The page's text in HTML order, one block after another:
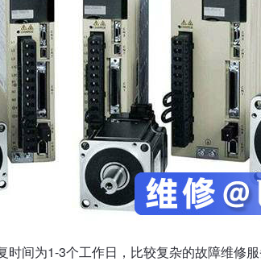
时间为1-3个工作日，比较复杂的故障维修